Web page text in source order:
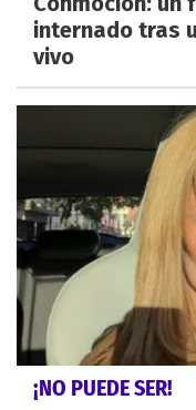
internado tras
vivo
¡NO PUEDE SER!